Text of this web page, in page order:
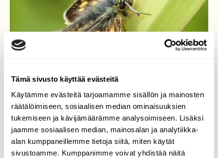
Tämä sivusto käyttää evästeitä
Käytämme evästeitä tarjoamamme sisällön ja mainosten
räätälöimiseen, sosiaalisen median ominaisuuksien
tukemiseen ja kävijämäärämme analysoimiseen. Lisäksi
jaamme sosiaalisen median, mainosalan ja analytiikka-
alan kumppaneillemme tietoja siitä, miten käytät
sivustoamme. Kumppanimme voivat yhdistää näitä
Keltatäplähiipijä